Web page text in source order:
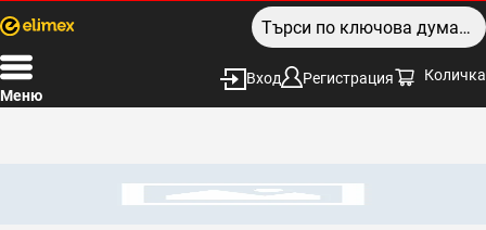
Меню
Вход Регистрация Количка